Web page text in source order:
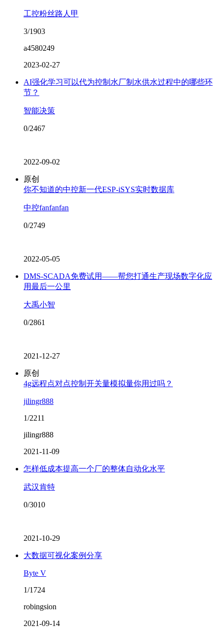
工控粉丝路人甲
3/1903
a4580249
2023-02-27
AI强化学习可以代为控制水厂制水供水过程中的哪些环
节？
智能决策
0/2467
2022-09-02
原创
你不知道的中控新一代ESP-iSYS实时数据库
中控fanfanfan
0/2749
2022-05-05
DMS-SCADA免费试用——帮您打通生产现场数字化应
用最后一公里
大禹小智
0/2861
2021-12-27
原创
4g远程点对点控制开关量模拟量你用过吗？
jilingr888
1/2211
jilingr888
2021-11-09
怎样低成本提高一个厂的整体自动化水平
武汉肯特
0/3010
2021-10-29
大数据可视化案例分享
Byte V
1/1724
robingsion
2021-09-14